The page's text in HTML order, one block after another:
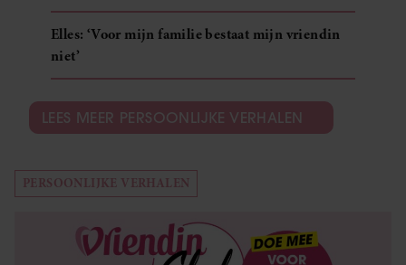
Elles: ‘Voor mijn familie bestaat mijn vriendin
niet’
LEES MEER PERSOONLIJKE VERHALEN
PERSOONLIJKE VERHALEN